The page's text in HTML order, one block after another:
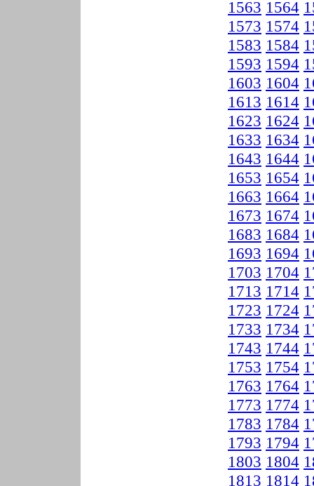
1563 1564
1573 1574
1583 1584
1593 1594
1603 1604
1613 1614
1623 1624
1633 1634
1643 1644
1653 1654
1663 1664
1673 1674
1683 1684
1693 1694
1703 1704
1713 1714
1723 1724
1733 1734
1743 1744
1753 1754
1763 1764
1773 1774
1783 1784
1793 1794
1803 1804
1813 1814